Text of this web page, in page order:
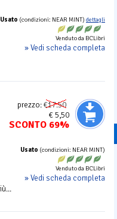
Usato (condizioni: NEAR MINT) dettagli
Venduto da BCLibri
» Vedi scheda completa
prezzo:€17.50
€ 5,50
SCONTO 69%
Usato (condizioni: NEAR MINT)
Venduto da BCLibri
» Vedi scheda completa